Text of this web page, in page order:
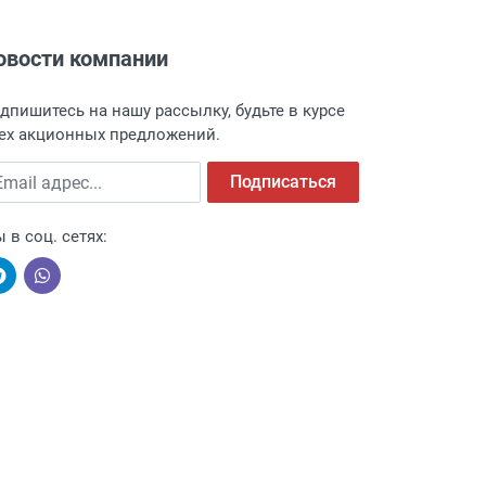
г. Москва, Переведеновский
о поступлении товара.
пункт выдачи, чтобы избежать
компаниями, поэтому легко и
компании
на нашу рассылку, будьте в курсе
акционных предложений.
адрес Подписаться
в соц. сетях: